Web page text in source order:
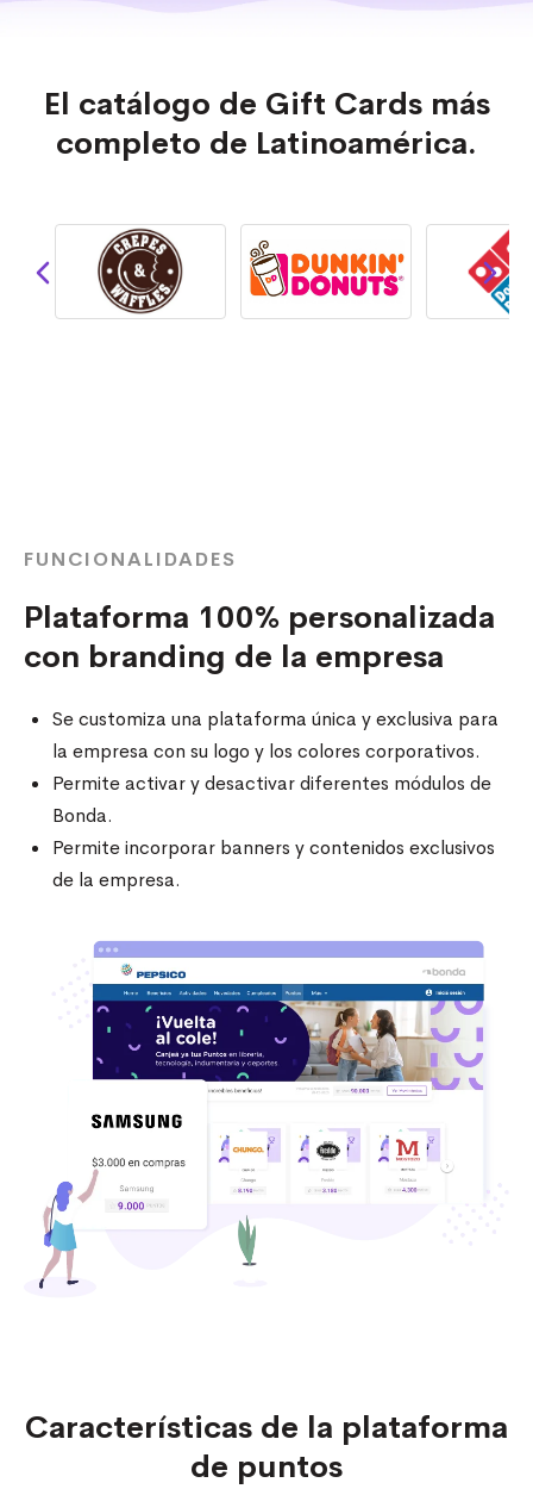
El catálogo de Gift Cards más
completo de Latinoamérica.
FUNCIONALIDADES
Plataforma 100% personalizada
con branding de la empresa
Se customiza una plataforma única y exclusiva para
la empresa con su logo y los colores corporativos.
Permite activar y desactivar diferentes módulos de
Bonda.
Permite incorporar banners y contenidos exclusivos
de la empresa.
Características de la plataforma
de puntos